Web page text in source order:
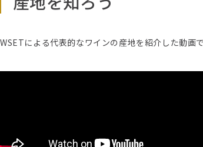
WSETによる代表的なワインの産地を紹介した動画